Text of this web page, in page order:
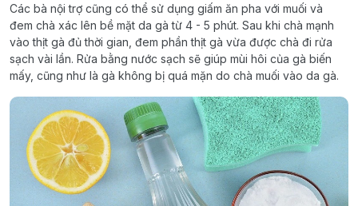
Các bà nội trợ cũng có thể sử dụng giấm ăn pha với muối và
đem chà xác lên bề mặt da gà từ 4 - 5 phút. Sau khi chà mạnh
vào thịt gà đủ thời gian, đem phần thịt gà vừa được chà đi rửa
sạch vài lần. Rửa bằng nước sạch sẽ giúp mùi hôi của gà biến
mấy, cũng như là gà không bị quá mặn do chà muối vào da gà.